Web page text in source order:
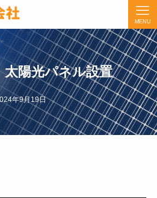
MENU
陽光パネル設置
年9月19日